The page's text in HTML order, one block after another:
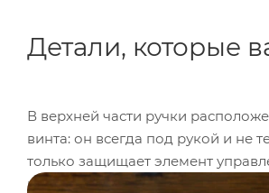
Детали, которые
В верхней части ручки
винта: он всегда под рукой и не
только защищает элемент
натуральной деревянной